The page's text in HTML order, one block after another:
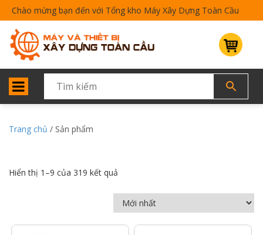
Chào mừng bạn đến với Tổng kho Máy Xây Dựng Toàn Cầu
Trang chủ / Sản phẩm
Hiển thị 1–9 của 319 kết quả